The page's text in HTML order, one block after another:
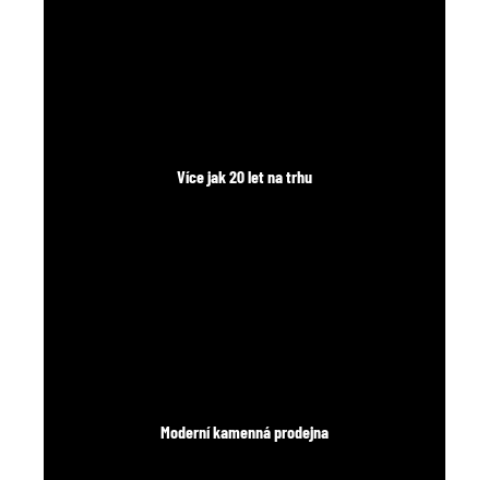
Více jak 20 let na trhu
Moderní kamenná prodejna